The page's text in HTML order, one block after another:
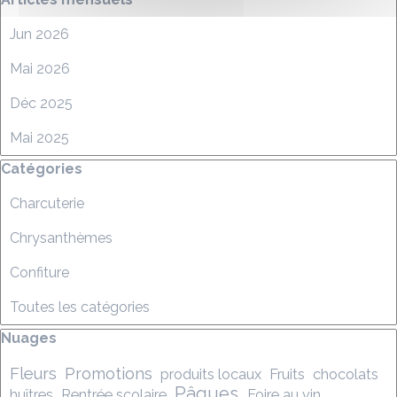
Jun 2026
Mai 2026
Déc 2025
Mai 2025
Sauter le bloc Catégories
Catégories
Charcuterie
Chrysanthèmes
Confiture
Toutes les catégories
Sauter le bloc Nuages
Nuages
Fleurs Promotions produits locaux Fruits chocolats